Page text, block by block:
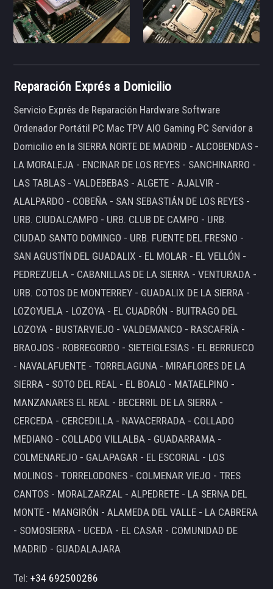
Reparación Exprés a Domicilio
Servicio Exprés de Reparación Hardware Software
Ordenador Portátil PC Mac TPV AIO Gaming PC Servidor a
Domicilio en la SIERRA NORTE DE MADRID - ALCOBENDAS -
LA MORALEJA - ENCINAR DE LOS REYES - SANCHINARRO -
LAS TABLAS - VALDEBEBAS - ALGETE - AJALVIR -
ALALPARDO - COBEÑA - SAN SEBASTIÁN DE LOS REYES -
URB. CIUDALCAMPO - URB. CLUB DE CAMPO - URB.
CIUDAD SANTO DOMINGO - URB. FUENTE DEL FRESNO -
SAN AGUSTÍN DEL GUADALIX - EL MOLAR - EL VELLÓN -
PEDREZUELA - CABANILLAS DE LA SIERRA - VENTURADA -
URB. COTOS DE MONTERREY - GUADALIX DE LA SIERRA -
LOZOYUELA - LOZOYA - EL CUADRÓN - BUITRAGO DEL
LOZOYA - BUSTARVIEJO - VALDEMANCO - RASCAFRÍA -
BRAOJOS - ROBREGORDO - SIETEIGLESIAS - EL BERRUECO
- NAVALAFUENTE - TORRELAGUNA - MIRAFLORES DE LA
SIERRA - SOTO DEL REAL - EL BOALO - MATAELPINO -
MANZANARES EL REAL - BECERRIL DE LA SIERRA -
CERCEDA - CERCEDILLA - NAVACERRADA - COLLADO
MEDIANO - COLLADO VILLALBA - GUADARRAMA -
COLMENAREJO - GALAPAGAR - EL ESCORIAL - LOS
MOLINOS - TORRELODONES - COLMENAR VIEJO - TRES
CANTOS - MORALZARZAL - ALPEDRETE - LA SERNA DEL
MONTE - MANGIRÓN - ALAMEDA DEL VALLE - LA CABRERA
- SOMOSIERRA - UCEDA - EL CASAR - COMUNIDAD DE
MADRID - GUADALAJARA
Tel:+34 692500286